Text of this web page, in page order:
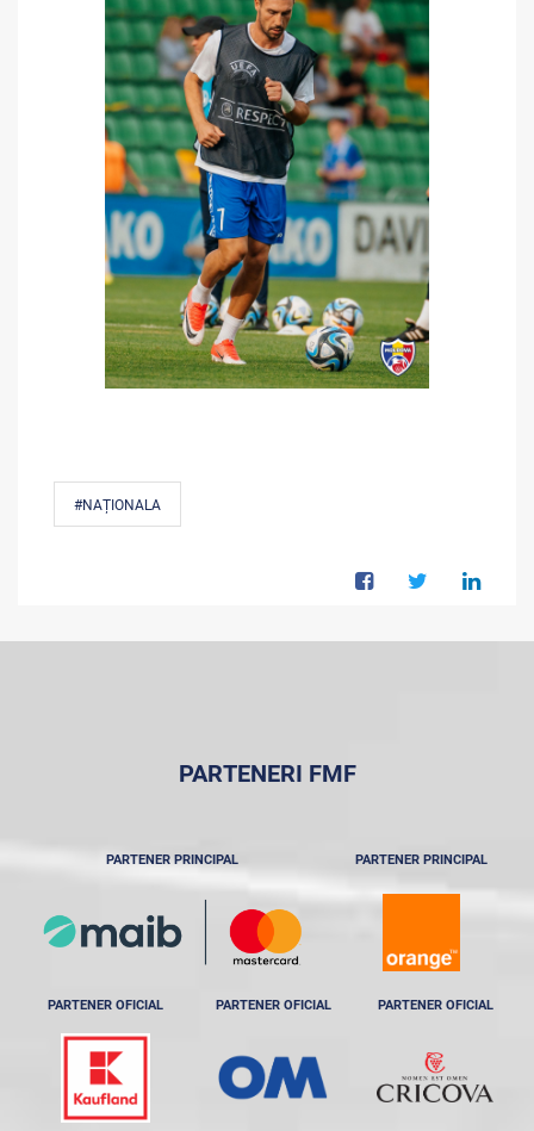
#NAȚIONALA
PARTENERI FMF
PARTENER PRINCIPAL PARTENER PRINCIPAL
PARTENER OFICIAL PARTENER OFICIAL PARTENER OFICIAL